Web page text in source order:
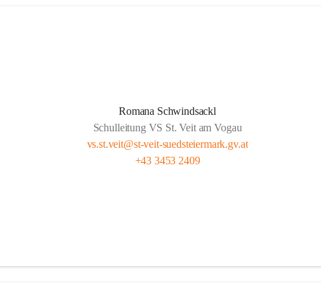
Romana Schwindsackl
Schulleitung VS St. Veit am Vogau
vs.st.veit@st-veit-suedsteiermark.gv.at
+43 3453 2409